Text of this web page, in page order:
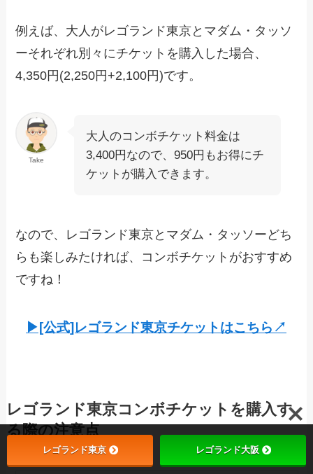
例えば、大人がレゴランド東京とマダム・タッソ
ーそれぞれ別々にチケットを購入した場合、
4,350円(2,250円+2,100円)です。
Take
大人のコンボチケット料金は
3,400円なので、950円もお得にチ
ケットが購入できます。
なので、レゴランド東京とマダム・タッソーどち
らも楽しみたければ、コンボチケットがおすすめ
ですね！
▶︎[公式]レゴランド東京チケットはこちら↗︎
レゴランド東京コンボチケットを購入す
る際の注意点
レゴランド東京 レゴランド大阪